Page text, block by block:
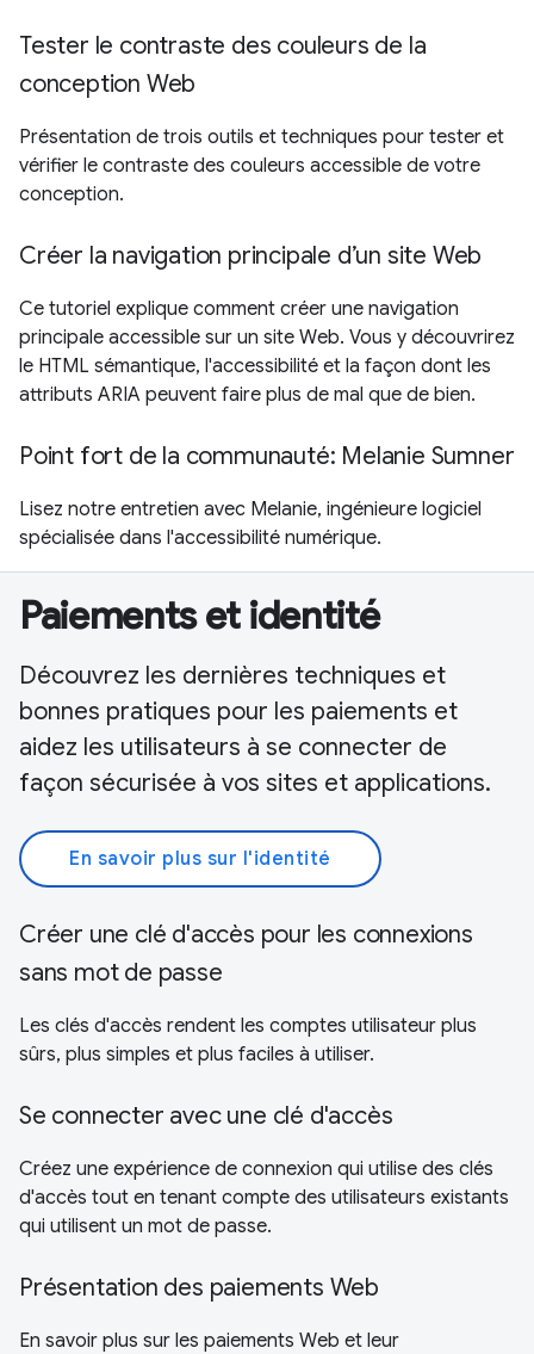
Tester le contraste des couleurs de la
conception Web
Présentation de trois outils et techniques pour tester et
vérifier le contraste des couleurs accessible de votre
conception.
Créer la navigation principale d’un site Web
Ce tutoriel explique comment créer une navigation
principale accessible sur un site Web. Vous y découvrirez
le HTML sémantique, l'accessibilité et la façon dont les
attributs ARIA peuvent faire plus de mal que de bien.
Point fort de la communauté: Melanie Sumner
Lisez notre entretien avec Melanie, ingénieure logiciel
spécialisée dans l'accessibilité numérique.
Paiements et identité
Découvrez les dernières techniques et
bonnes pratiques pour les paiements et
aidez les utilisateurs à se connecter de
façon sécurisée à vos sites et applications.
En savoir plus sur l'identité
Créer une clé d'accès pour les connexions
sans mot de passe
Les clés d'accès rendent les comptes utilisateur plus
sûrs, plus simples et plus faciles à utiliser.
Se connecter avec une clé d'accès
Créez une expérience de connexion qui utilise des clés
d'accès tout en tenant compte des utilisateurs existants
qui utilisent un mot de passe.
Présentation des paiements Web
En savoir plus sur les paiements Web et leur